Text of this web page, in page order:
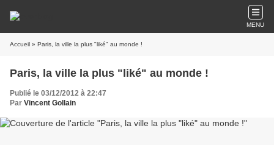
MENU
Accueil » Paris, la ville la plus "liké" au monde !
Paris, la ville la plus "liké" au monde !
Publié le 03/12/2012 à 22:47
Par Vincent Gollain